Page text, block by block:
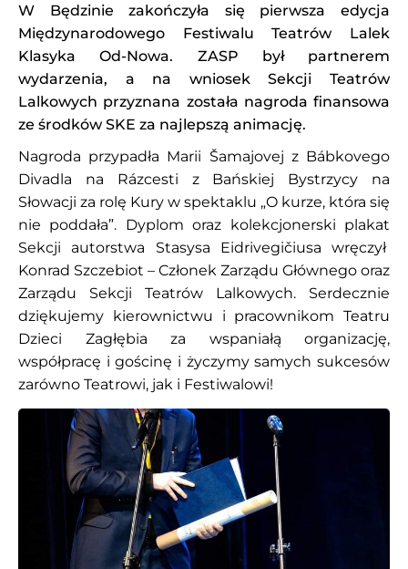
W Będzinie zakończyła się pierwsza edycja
Międzynarodowego Festiwalu Teatrów Lalek
Klasyka Od-Nowa. ZASP był partnerem
wydarzenia, a na wniosek Sekcji Teatrów
Lalkowych przyznana została nagroda finansowa
ze środków SKE za najlepszą animację.
Nagroda przypadła Marii Šamajovej z Bábkovego
Divadla na Rázcesti z Bańskiej Bystrzycy na
Słowacji za rolę Kury w spektaklu „O kurze, która się
nie poddała”. Dyplom oraz kolekcjonerski plakat
Sekcji autorstwa Stasysa Eidrivegičiusa wręczył
Konrad Szczebiot – Członek Zarządu Głównego oraz
Zarządu Sekcji Teatrów Lalkowych. Serdecznie
dziękujemy kierownictwu i pracownikom Teatru
Dzieci Zagłębia za wspaniałą organizację,
współpracę i gościnę i życzymy samych sukcesów
zarówno Teatrowi, jak i Festiwalowi!